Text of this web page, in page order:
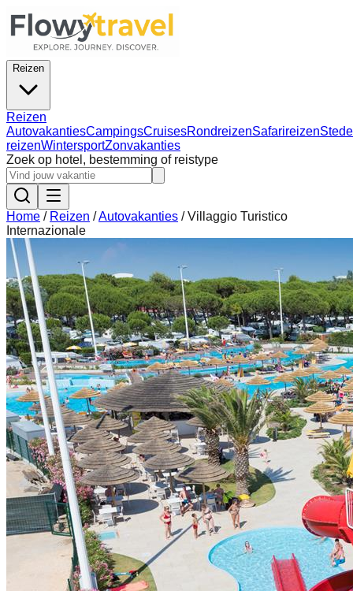
Reizen
Reizen
AutovakantiesCampingsCruisesRondreizenSafarireizen
reizenWintersportZonvakanties
Zoek op hotel, bestemming of reistype
Home / Reizen /Autovakanties /Villaggio Turistico
Internazionale